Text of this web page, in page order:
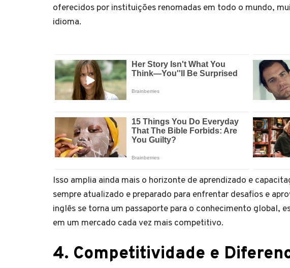
oferecidos por instituições renomadas em todo o mundo,
idioma.
Isso amplia ainda mais o horizonte de aprendizado e
sempre atualizado e preparado para enfrentar desafios e
inglês se torna um passaporte para o conhecimento global,
em um mercado cada vez mais competitivo.
4. Competitividade e